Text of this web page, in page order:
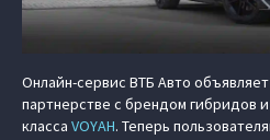
Онлайн-сервис ВТБ Авто
партнерстве с брендом гибридов
класса VOYAH. Теперь